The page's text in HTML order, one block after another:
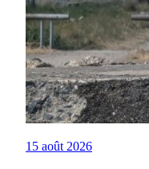
15 août 2026